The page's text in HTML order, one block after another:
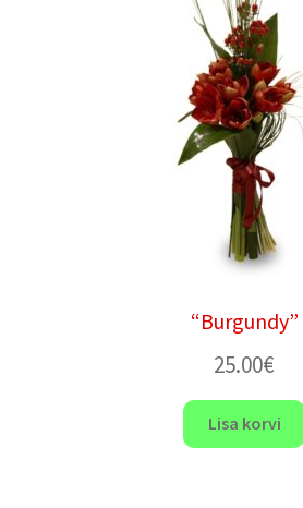
“Burgundy”
25.00€
Lisa korvi